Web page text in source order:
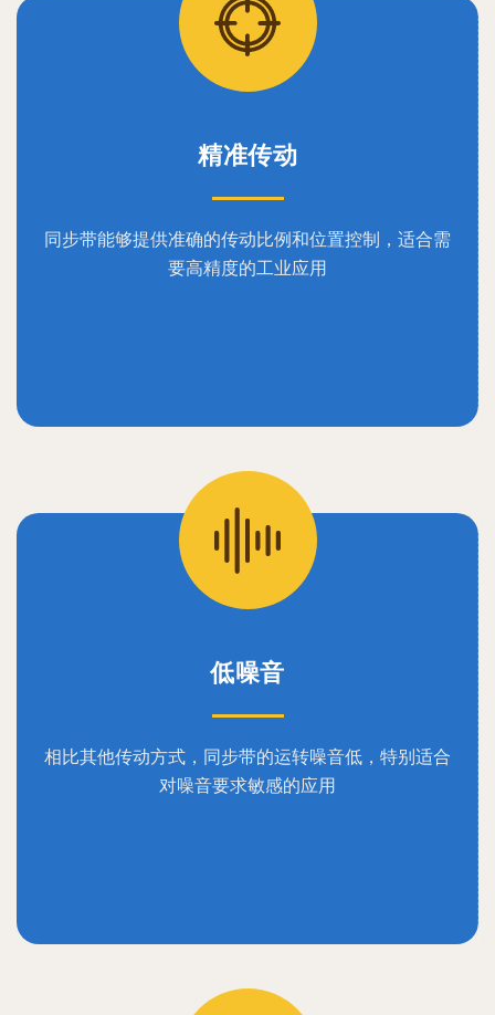
精准传动
同步带能够提供准确的传动比例和位置控制，适合需
要高精度的工业应用
低噪音
相比其他传动方式，同步带的运转噪音低，特别适合
对噪音要求敏感的应用